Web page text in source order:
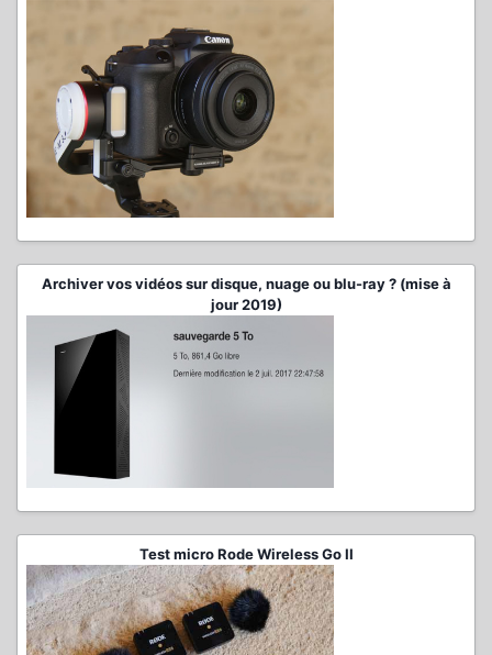
Archiver vos vidéos sur disque, nuage ou blu-ray ? (mise à
jour 2019)
Test micro Rode Wireless Go II